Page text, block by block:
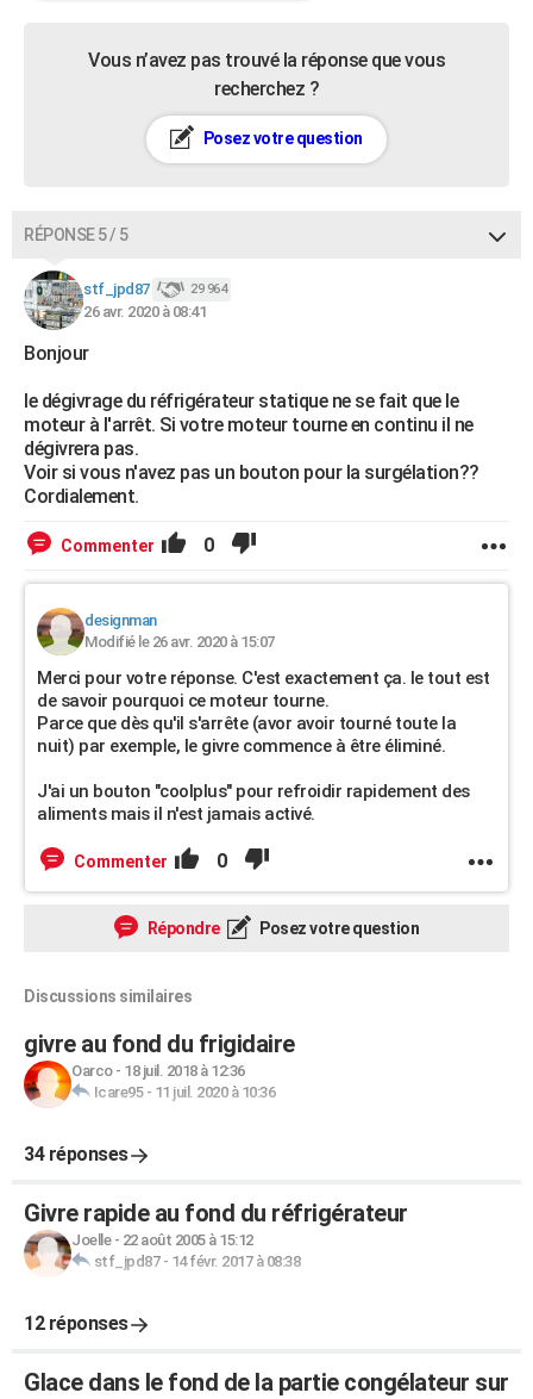
Vous n’avez pas trouvé la réponse que vous
recherchez ?
Posez votre question
RÉPONSE 5 / 5
stf_jpd87 29 964
26 avr. 2020 à 08:41
Bonjour
le dégivrage du réfrigérateur statique ne se fait que le
moteur à l'arrêt. Si votre moteur tourne en continu il ne
dégivrera pas.
Voir si vous n'avez pas un bouton pour la surgélation??
Cordialement.
Commenter 0
designman
Modifié le 26 avr. 2020 à 15:07
Merci pour votre réponse. C'est exactement ça. le tout est
de savoir pourquoi ce moteur tourne.
Parce que dès qu'il s'arrête (avor avoir tourné toute la
nuit) par exemple, le givre commence à être éliminé.
J'ai un bouton "coolplus" pour refroidir rapidement des
aliments mais il n'est jamais activé.
Commenter 0
Répondre Posez votre question
Discussions similaires
givre au fond du frigidaire
Oarco- 18 juil. 2018 à 12:36
Icare95- 11 juil. 2020 à 10:36
34 réponses
Givre rapide au fond du réfrigérateur
Joelle- 22 août 2005 à 15:12
stf_jpd87- 14 févr. 2017 à 08:38
12 réponses
Glace dans le fond de la partie congélateur sur